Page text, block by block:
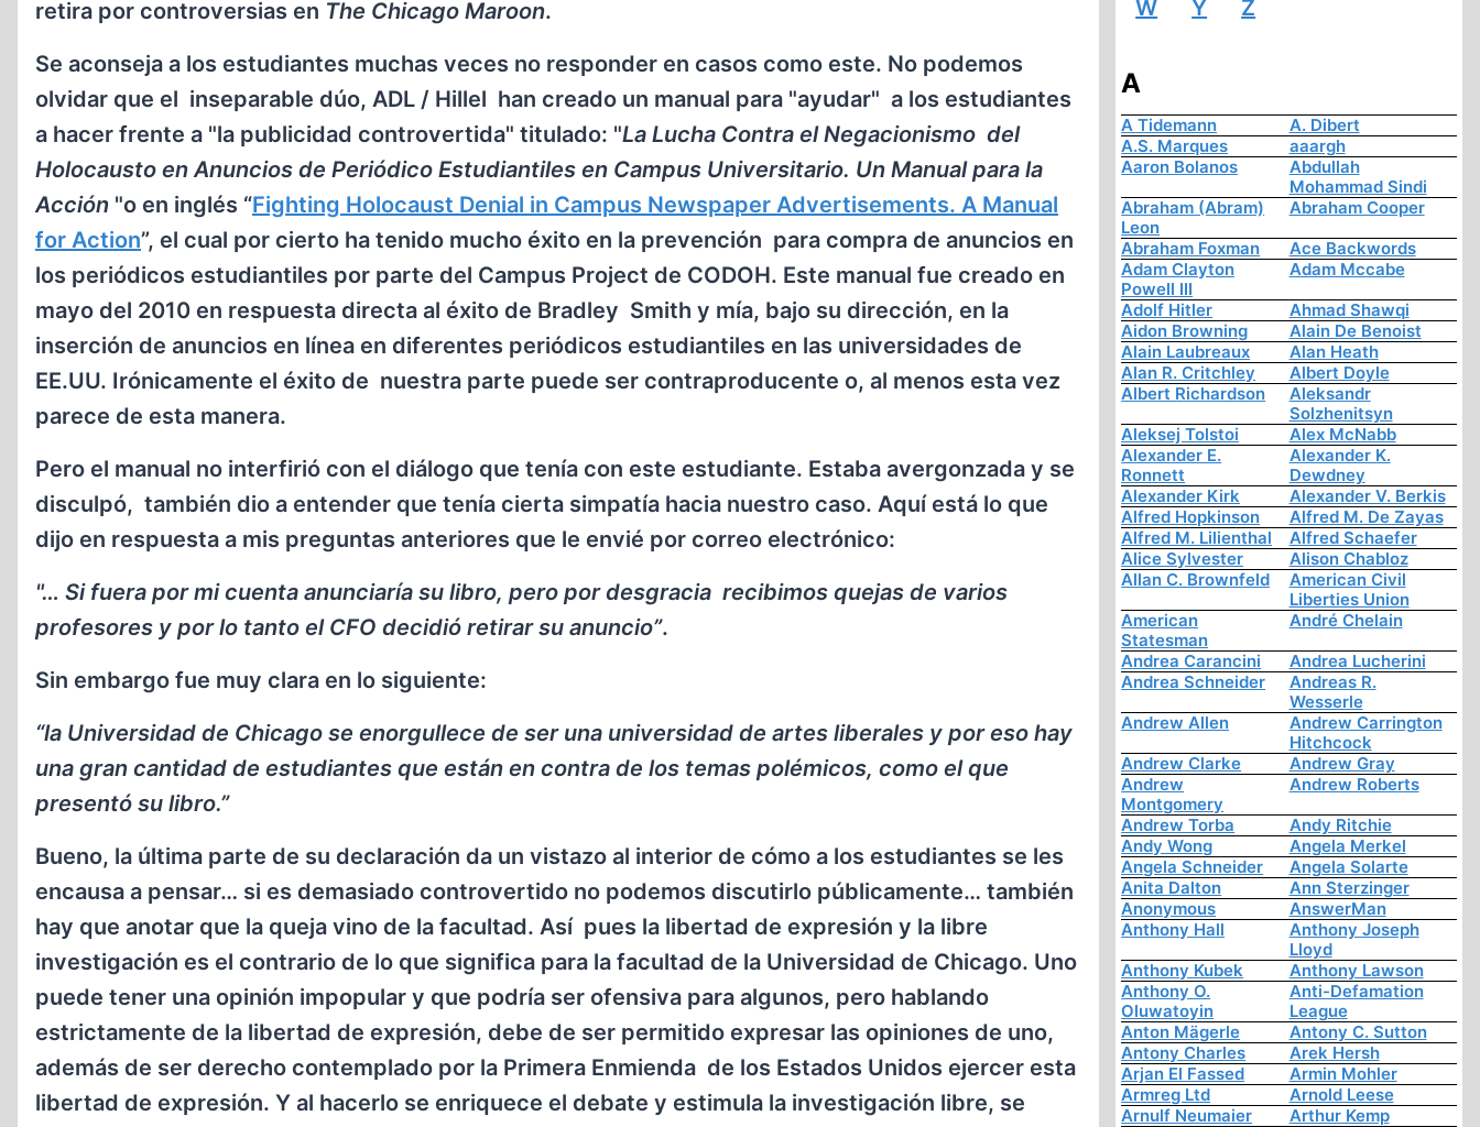
retira por controversias en The Chicago Maroon.
Se aconseja a los estudiantes muchas veces no responder en casos como este. No podemos
olvidar que el inseparable dúo, ADL / Hillel han creado un manual para "ayudar" a los estudiantes
a hacer frente a "la publicidad controvertida" titulado: "La Lucha Contra el Negacionismo del
Holocausto en Anuncios de Periódico Estudiantiles en Campus Universitario. Un Manual para la
Acción "o en inglés “Fighting Holocaust Denial in Campus Newspaper Advertisements. A Manual
for Action”, el cual por cierto ha tenido mucho éxito en la prevención para compra de anuncios en
los periódicos estudiantiles por parte del Campus Project de CODOH. Este manual fue creado en
mayo del 2010 en respuesta directa al éxito de Bradley Smith y mía, bajo su dirección, en la
inserción de anuncios en línea en diferentes periódicos estudiantiles en las universidades de
EE.UU. Irónicamente el éxito de nuestra parte puede ser contraproducente o, al menos esta vez
parece de esta manera.
Pero el manual no interfirió con el diálogo que tenía con este estudiante. Estaba avergonzada y se
disculpó, también dio a entender que tenía cierta simpatía hacia nuestro caso. Aquí está lo que
dijo en respuesta a mis preguntas anteriores que le envié por correo electrónico:
"… Si fuera por mi cuenta anunciaría su libro, pero por desgracia recibimos quejas de varios
profesores y por lo tanto el CFO decidió retirar su anuncio”.
Sin embargo fue muy clara en lo siguiente:
“la Universidad de Chicago se enorgullece de ser una universidad de artes liberales y por eso hay
una gran cantidad de estudiantes que están en contra de los temas polémicos, como el que
presentó su libro.”
Bueno, la última parte de su declaración da un vistazo al interior de cómo a los estudiantes se les
encausa a pensar… si es demasiado controvertido no podemos discutirlo públicamente… también
hay que anotar que la queja vino de la facultad. Así pues la libertad de expresión y la libre
investigación es el contrario de lo que significa para la facultad de la Universidad de Chicago. Uno
puede tener una opinión impopular y que podría ser ofensiva para algunos, pero hablando
estrictamente de la libertad de expresión, debe de ser permitido expresar las opiniones de uno,
además de ser derecho contemplado por la Primera Enmienda de los Estados Unidos ejercer esta
libertad de expresión. Y al hacerlo se enriquece el debate y estimula la investigación libre, se
W Y Z
A
A Tidemann
A. Dibert
A.S. Marques
aaargh
Aaron Bolanos
Abdullah
Mohammad Sindi
Abraham (Abram)
Leon
Abraham Cooper
Abraham Foxman
Ace Backwords
Adam Clayton
Powell III
Adam Mccabe
Adolf Hitler
Ahmad Shawqi
Aidon Browning
Alain De Benoist
Alain Laubreaux
Alan Heath
Alan R. Critchley
Albert Doyle
Albert Richardson
Aleksandr
Solzhenitsyn
Aleksej Tolstoi
Alex McNabb
Alexander E.
Ronnett
Alexander K.
Dewdney
Alexander Kirk
Alexander V. Berkis
Alfred Hopkinson
Alfred M. De Zayas
Alfred M. Lilienthal
Alfred Schaefer
Alice Sylvester
Alison Chabloz
Allan C. Brownfeld
American Civil
Liberties Union
American
Statesman
André Chelain
Andrea Carancini
Andrea Lucherini
Andrea Schneider
Andreas R.
Wesserle
Andrew Allen
Andrew Carrington
Hitchcock
Andrew Clarke
Andrew Gray
Andrew
Montgomery
Andrew Roberts
Andrew Torba
Andy Ritchie
Andy Wong
Angela Merkel
Angela Schneider
Angela Solarte
Anita Dalton
Ann Sterzinger
Anonymous
AnswerMan
Anthony Hall
Anthony Joseph
Lloyd
Anthony Kubek
Anthony Lawson
Anthony O.
Oluwatoyin
Anti-Defamation
League
Anton Mägerle
Antony C. Sutton
Antony Charles
Arek Hersh
Arjan El Fassed
Armin Mohler
Armreg Ltd
Arnold Leese
Arnulf Neumaier
Arthur Kemp